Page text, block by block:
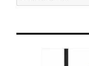
pour